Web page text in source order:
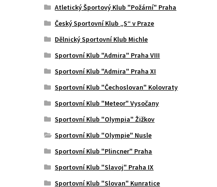
Atletický Športový Klub "Požární" Praha
Český Sportovní Klub „S“ v Praze
Dělnický Sportovní Klub Michle
Sportovní Klub "Admira" Praha VIII
Sportovní Klub "Admira" Praha XI
Sportovní Klub "Čechoslovan" Kolovraty
Sportovní Klub "Meteor" Vysočany
Sportovní Klub "Olympia" Žižkov
Sportovní Klub "Olympie" Nusle
Sportovní Klub "Plincner" Praha
Sportovní Klub "Slavoj" Praha IX
Sportovní Klub "Slovan" Kunratice